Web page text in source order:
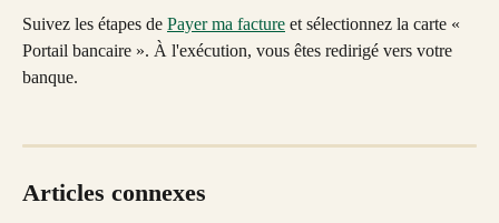
Suivez les étapes de Payer ma facture et sélectionnez la carte «
Portail bancaire ». À l'exécution, vous êtes redirigé vers votre
banque.
Articles connexes